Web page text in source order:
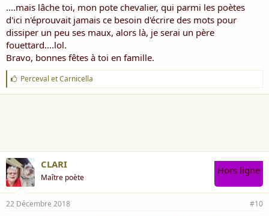
....mais lâche toi, mon pote chevalier, qui parmi les poètes
d'ici n'éprouvait jamais ce besoin d'écrire des mots pour
dissiper un peu ses maux, alors là, je serai un père
fouettard....lol.
Bravo, bonnes fêtes à toi en famille.
J
'
a
Perceval etCarnicella
CLARI
Maître poète
Hors ligne
22 Décembre 2018 #10